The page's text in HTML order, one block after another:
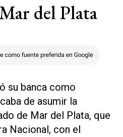
del Plata
su banca como
de asumir la
de Mar del Plata, que
Nacional, con el